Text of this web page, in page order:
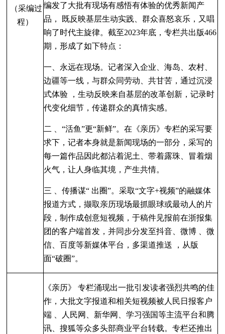
（采编过
程）
编发了大批有现场有感悟有体验的优秀新闻产
品 ， 既反映基层生动实践 、群众喜怒哀乐 ，又唱
响了时代主旋律。截至2023年底 ，专栏共出版466
期 ，形成了如下特点：
一 、永远在现场。记者深入企业 、海岛 、农村
边疆等一线 ，与群众同劳动 、共甘苦 ，通过沉浸
式体验 ，生动反映来自基层的改革创新 ，记录时
代变化细节 ，传递群众的真情实感。
二 、“活鱼”更“新鲜”。在《亲历》专栏的采写要
求下 ，记者本身就是新闻现场的一部分 ，采写的
每一篇作品因此都沾着泥土 、带着露珠
冒着烟
火气 ，让人身临其境 ，产生共情。
三 、传播谋“ 出圈”。采取“文字+视频”的融媒体
报道方式 ，撷取亲历现场最抓眼球或最动人的片
段 ，制作成创意短视频 ，于稿件见报前在浙报集
团的客户端首发 ，并同步分发至抖音 、微博
、微
信 、百度等新媒体平台 ， 多渠道推送
，从版
面“破圈”。
《亲历》
专栏涌现出一批引发读者强烈共鸣的佳
作 ，大批文字报道和相关短视频被人民日报客户
端
、人民网 、新华网
、学习强国等主流平台和腾
讯 、搜狐等众多头部商业平台转载。专栏还推出